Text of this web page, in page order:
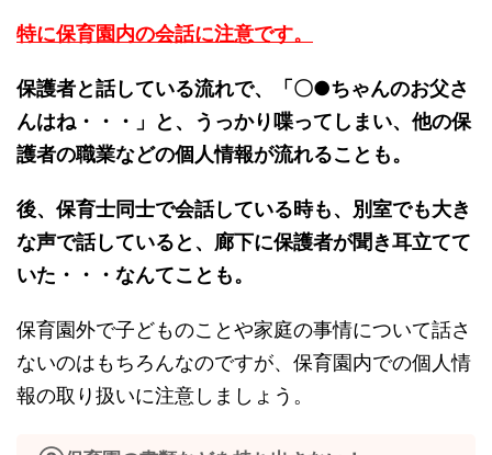
特に保育園内の会話に注意です。
保護者と話している流れで、「〇●ちゃんのお父さ
んはね・・・」と、うっかり喋ってしまい、他の保
護者の職業などの個人情報が流れることも。
後、保育士同士で会話している時も、別室でも大き
な声で話していると、廊下に保護者が聞き耳立てて
いた・・・なんてことも。
保育園外で子どものことや家庭の事情について話さ
ないのはもちろんなのですが、保育園内での個人情
報の取り扱いに注意しましょう。